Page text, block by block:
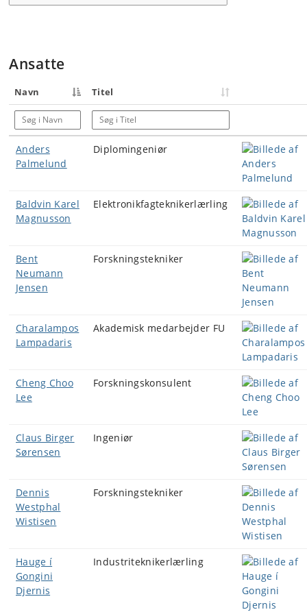
Ansatte
Navn Titel
Søg i Navn Søg i Titel
Anders
Palmelund
Diplomingeniør
Baldvin Karel
Magnusson
Elektronikfagteknikerlærling
Bent
Neumann
Jensen
Forskningstekniker
Charalampos
Lampadaris
Akademisk medarbejder FU
Cheng Choo
Lee
Forskningskonsulent
Claus Birger
Sørensen
Ingeniør
Dennis
Westphal
Wistisen
Forskningstekniker
Hauge í
Gongini
Djernis
Industriteknikerlærling